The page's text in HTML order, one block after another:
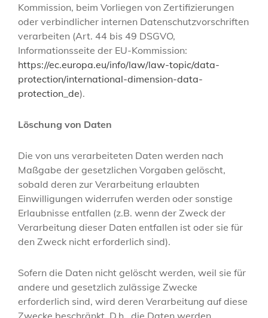
Kommission, beim Vorliegen von Zertifizierungen
oder verbindlicher internen Datenschutzvorschriften
verarbeiten (Art. 44 bis 49 DSGVO,
Informationsseite der EU-Kommission:
https://ec.europa.eu/info/law/law-topic/data-
protection/international-dimension-data-
protection_de).
Löschung von Daten
Die von uns verarbeiteten Daten werden nach
Maßgabe der gesetzlichen Vorgaben gelöscht,
sobald deren zur Verarbeitung erlaubten
Einwilligungen widerrufen werden oder sonstige
Erlaubnisse entfallen (z.B. wenn der Zweck der
Verarbeitung dieser Daten entfallen ist oder sie für
den Zweck nicht erforderlich sind).
Sofern die Daten nicht gelöscht werden, weil sie für
andere und gesetzlich zulässige Zwecke
erforderlich sind, wird deren Verarbeitung auf diese
Zwecke beschränkt. D.h., die Daten werden